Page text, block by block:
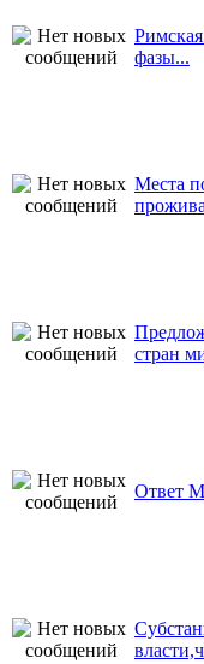
фазы...
Места
стран
Ответ